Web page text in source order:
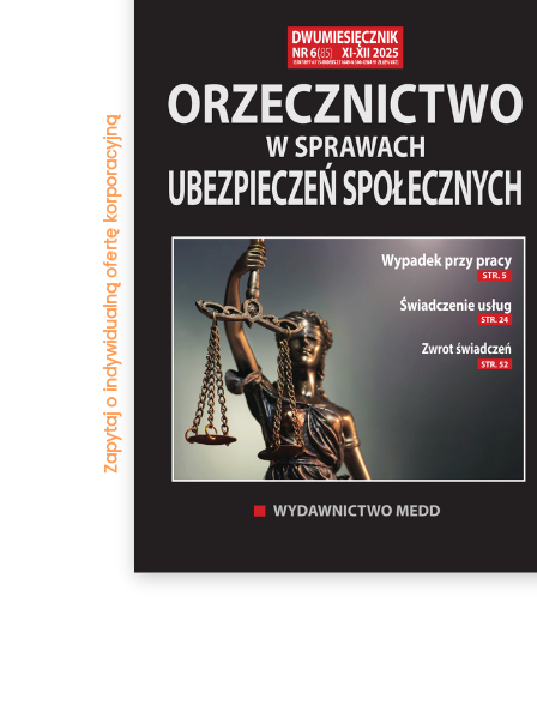
Zapytaj o indywidualną ofertę korporacyjną